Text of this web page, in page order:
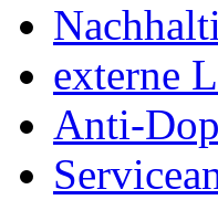
externe
Anti-